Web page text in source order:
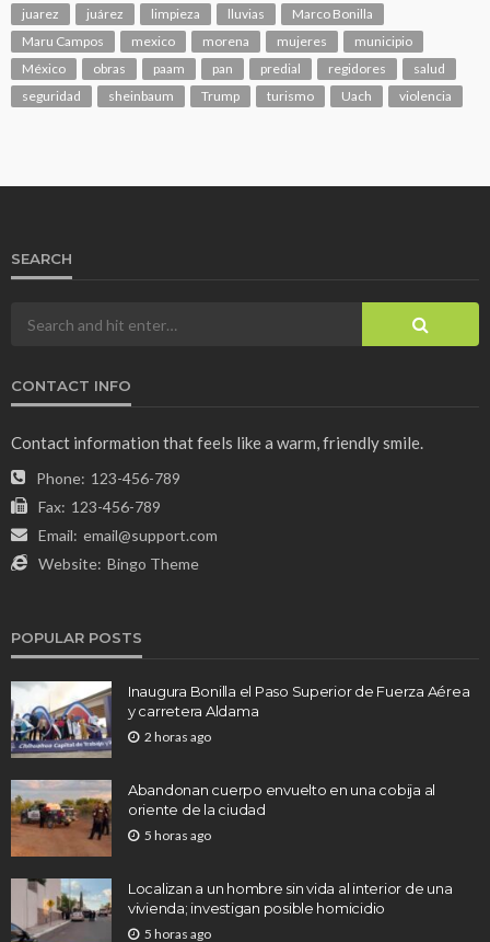
juarez
juárez limpieza lluvias
Marco Bonilla
Maru Campos
mexico morena mujeres
municipio
México
obras paam pan predial regidores
salud
seguridad
sheinbaum Trump turismo Uach violencia
SEARCH
CONTACT INFO
Contact information that feels like a warm, friendly smile.
Phone: 123-456-789
Fax: 123-456-789
Email: email@support.com
Website: Bingo Theme
POPULAR POSTS
Inaugura Bonilla el Paso Superior de Fuerza Aérea
y carretera Aldama
2 horas ago
Abandonan cuerpo envuelto en una cobija al
oriente de la ciudad
5 horas ago
Localizan a un hombre sin vida al interior de una
vivienda; investigan posible homicidio
5 horas ago